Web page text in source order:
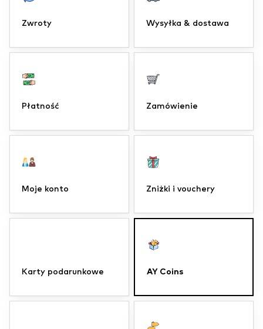
Zwroty Wysyłka & dostawa
Płatność Zamówienie
Moje konto Zniżki i vouchery
Karty podarunkowe AY Coins